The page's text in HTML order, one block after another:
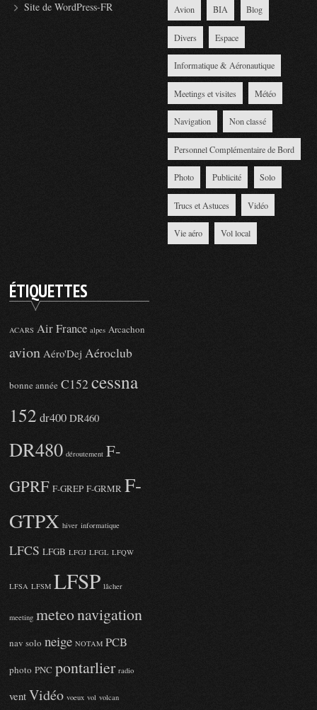
Site de WordPress-FR
Avion BIA Blog
Divers Espace
Informatique & Aéronautique
Meetings et visites Météo
Navigation Non classé
Personnel Complémentaire de Bord
Photo Publicité Solo
Trucs et Astuces Vidéo
Vie aéro Vol local
ÉTIQUETTES
ACARS Air France alpes Arcachon
avion Aéro'Dej Aéroclub
bonne année C152cessna
152 dr400 DR460
DR480 déroutement F-
GPRF F-GREP F-GRMR F-
GTPX hiver informatique
LFCS LFGB LFGJ LFGL LFQW
LFSA LFSM LFSP lâcher
meeting meteonavigation
nav solo neige NOTAM PCB
photo PNC pontarlier radio
vent Vidéo voeux vol volcan